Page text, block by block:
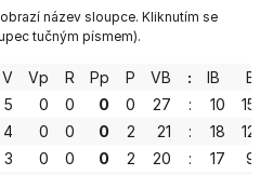
název sloupce. Kliknutím se
tučným písmem).
V Vp R Pp P VB : IB
B
5 0 0 0 0 27 : 10 15
4 0 0 0 2 21 : 18
12
3 0 0 0 2 20 : 17
9